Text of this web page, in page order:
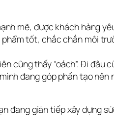
mẽ, được khách hàng
tốt, chắc chắn môi
cũng thấy “oách”. Đi đâu
đang góp phần tạo
đang gián tiếp xây dựng